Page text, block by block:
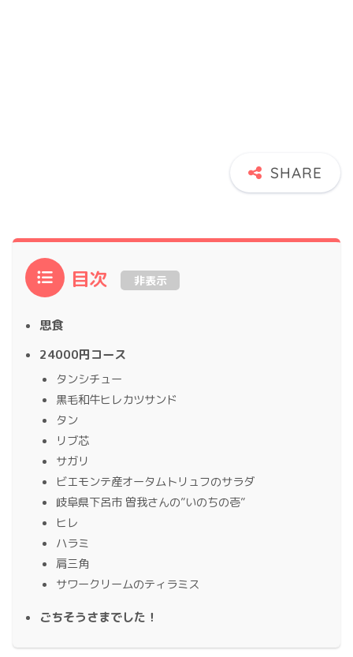
目次 非表示
思食
24000円コース
タンシチュー
黒毛和牛ヒレカツサンド
タン
リブ芯
サガリ
ビエモンテ産オータムトリュフのサラダ
岐阜県下呂市 曽我さんの”いのちの壱”
ヒレ
ハラミ
肩三角
サワークリームのティラミス
ごちそうさまでした！